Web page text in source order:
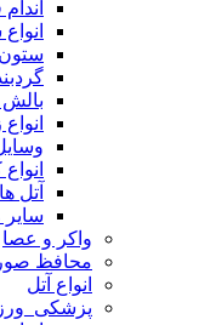
ستون
انواع
آتل
واکر و عصا
محافظ
انواع آتل